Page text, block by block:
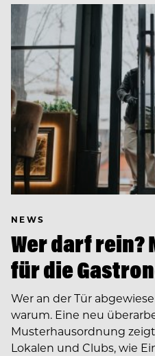
NEWS
Wer darf rein?
für die
Wer an der Tür
warum. Eine neu
Musterhausordnung
Lokalen und Clubs, wie